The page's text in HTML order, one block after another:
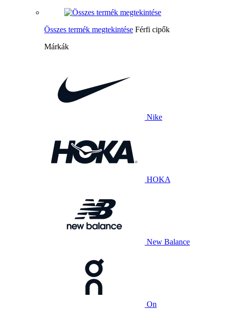
Összes termék megtekintése Férfi cipők
Márkák
Nike
HOKA
New Balance
On